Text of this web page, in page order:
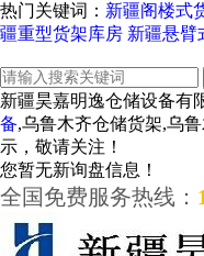
热门关键词： 新疆阁楼式
疆重型货架库房 新疆悬臂
新疆昊嘉明逸仓储设备有
备,乌鲁木齐仓储货架,乌
示，敬请关注！
您暂无新询盘信息！
全国免费服务热线：